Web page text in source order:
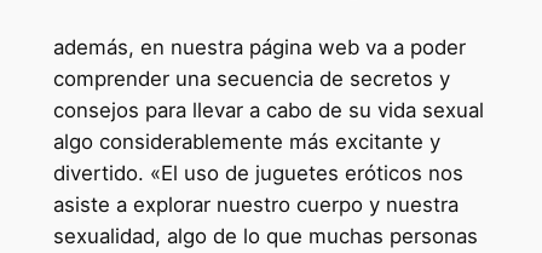
además, en nuestra página web va a poder
comprender una secuencia de secretos y
consejos para llevar a cabo de su vida sexual
algo considerablemente más excitante y
divertido. «El uso de juguetes eróticos nos
asiste a explorar nuestro cuerpo y nuestra
sexualidad, algo de lo que muchas personas